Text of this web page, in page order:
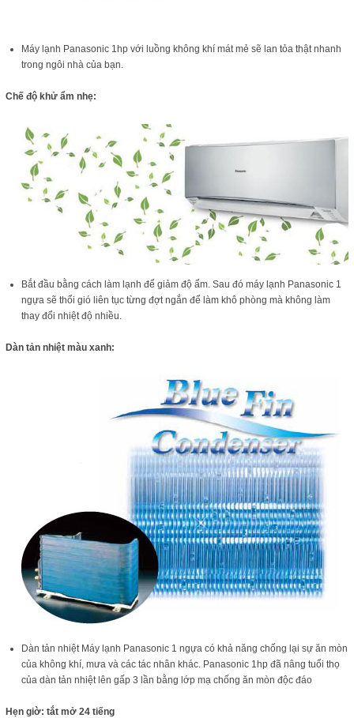
Máy lạnh Panasonic 1hp với luồng không khí mát mẻ sẽ lan tỏa thật nhanh
trong ngôi nhà của bạn.
Chế độ khử ẩm nhẹ:
Bắt đầu bằng cách làm lạnh để giảm độ ẩm. Sau đó máy lạnh Panasonic 1
ngựa sẽ thổi gió liên tục từng đợt ngắn để làm khô phòng mà không làm
thay đổi nhiệt độ nhiều.
Dàn tản nhiệt màu xanh:
Dàn tản nhiệt Máy lạnh Panasonic 1 ngựa có khả năng chống lại sự ăn mòn
của không khí, mưa và các tác nhân khác. Panasonic 1hp đã nâng tuổi thọ
của dàn tản nhiệt lên gấp 3 lần bằng lớp mạ chống ăn mòn độc đáo
Hẹn giờ: tắt mở 24 tiếng